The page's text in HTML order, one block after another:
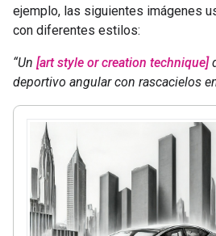
ejemplo, las siguientes imágenes
con diferentes estilos:
“Un [art style or creation technique]
deportivo angular con rascacielos